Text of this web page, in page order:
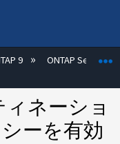
りたたむ
9 ONTAP Select
ィネーショ
ーを有効